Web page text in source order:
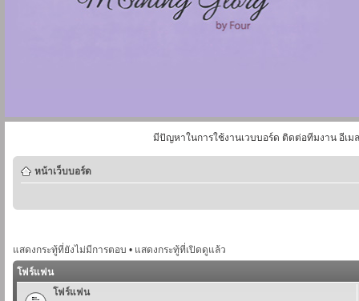
มีปัญหาในการใช้งานเวบบอร์ด ติดต่อทีมงาน อีเม
หน้าเว็บบอร์ด
แสดงกระทู้ที่ยังไม่มีการตอบ • แสดงกระทู้ที่เปิดดูแล้ว
โฟร์แฟน
โฟร์แฟน